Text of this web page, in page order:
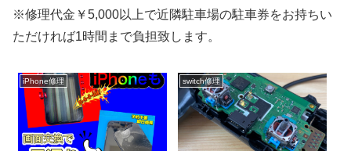
※修理代金￥5,000以上で近隣駐車場の駐車券をお持ちい
ただければ1時間まで負担致します。
iPhone修理 switch修理